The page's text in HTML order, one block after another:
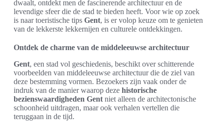
dwaalt, ontdekt men de fascinerende architectuur en de
levendige sfeer die de stad te bieden heeft. Voor wie op zoek
is naar toeristische tips Gent, is er volop keuze om te genieten
van de lekkerste lekkernijen en culturele ontdekkingen.
Ontdek de charme van de middeleeuwse architectuur
Gent, een stad vol geschiedenis, beschikt over schitterende
voorbeelden van middeleeuwse architectuur die de ziel van
deze bestemming vormen. Bezoekers zijn vaak onder de
indruk van de manier waarop deze historische
bezienswaardigheden Gent niet alleen de architectonische
schoonheid uitdragen, maar ook verhalen vertellen die
teruggaan in de tijd.